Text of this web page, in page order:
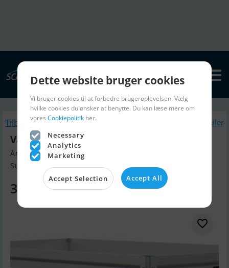
Tilbage Lignende Bådtrailer
Variant 3021P4
Årgang 2025, Bådtrailer til salg
Sunds, Danmark
34.975 DKK
Dette website bruger cookies
Vi bruger cookies til at forbedre brugeroplevelsen. Vælg
hvilke cookies du ønsker at benytte. Du kan læse mere om
vores Cookiepolitik her.
Necessary
Analytics
Marketing
Accept Selection Accept All